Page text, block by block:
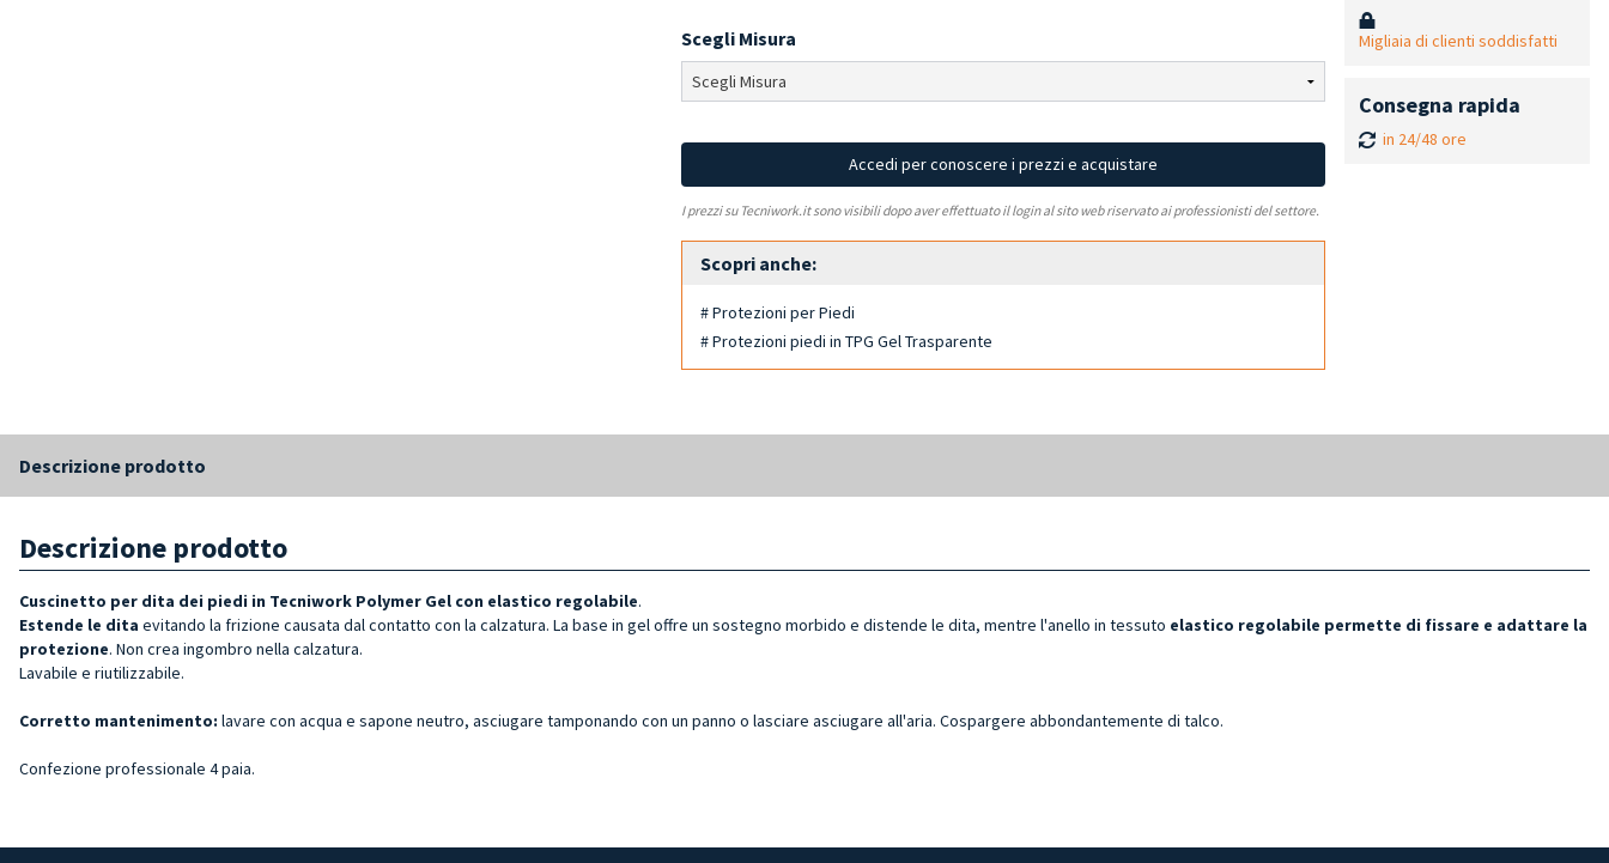
Scegli Misura
Accedi per conoscere i prezzi e acquistare
I prezzi su Tecniwork.it sono visibili dopo aver effettuato il login al sito web riservato ai professionisti del settore.
Scopri anche:
# Protezioni per Piedi
# Protezioni piedi in TPG Gel Trasparente
Migliaia di clienti soddisfatti
Consegna rapida
in 24/48 ore
Descrizione prodotto
Descrizione prodotto
Cuscinetto per dita dei piedi in Tecniwork Polymer Gel con elastico regolabile.
Estende le dita evitando la frizione causata dal contatto con la calzatura. La base in gel offre un sostegno morbido e distende le dita, mentre l'anello in tessuto elastico regolabile permette di fissare e adattare la
protezione. Non crea ingombro nella calzatura.
Lavabile e riutilizzabile.
Corretto mantenimento: lavare con acqua e sapone neutro, asciugare tamponando con un panno o lasciare asciugare all'aria. Cospargere abbondantemente di talco.
Confezione professionale 4 paia.